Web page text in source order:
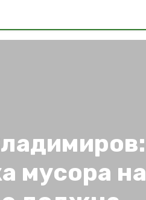
мусора на